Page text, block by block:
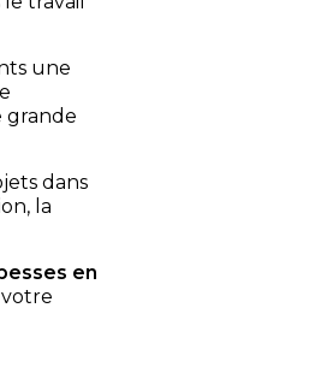
une
grande
dans
la
en